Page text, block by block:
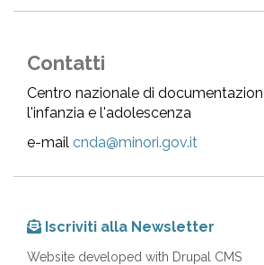
Contatti
Centro nazionale di
l'infanzia e l'adolescenza
e-mail cnda@minori.gov.it
Iscriviti alla Newsletter
Website developed with Drupal CMS